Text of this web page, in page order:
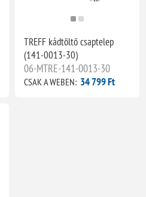
TREFF kádtöltő csaptelep
(141-0013-30)
06-MTRE-141-0013-30
CSAK A WEBEN: 34 799 Ft